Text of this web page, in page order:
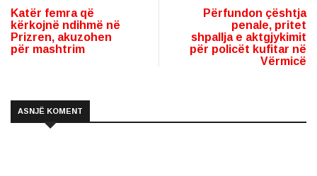
Katër femra që
kërkojnë ndihmë në
Prizren, akuzohen
për mashtrim
Përfundon çështja
penale, pritet
shpallja e aktgjykimit
për policët kufitar në
Vërmicë
ASNJË KOMENT